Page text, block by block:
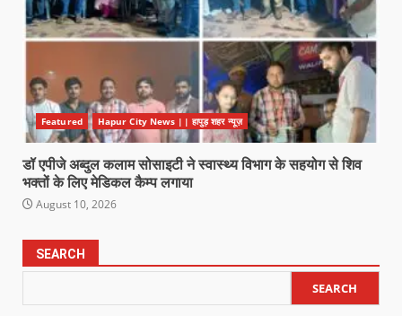
Featured Hapur City News || हापुड़ शहर न्यूज़
डॉ एपीजे अब्दुल कलाम सोसाइटी ने स्वास्थ्य विभाग के सहयोग से शिव
भक्तों के लिए मेडिकल कैम्प लगाया
August 10, 2026
SEARCH
SEARCH